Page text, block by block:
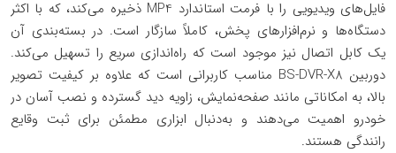
فایل‌های ویدیویی را با فرمت استاندارد MP4 ذخیره می‌کند، که با اکثر
دستگاه‌ها و نرم‌افزارهای پخش، کاملاً سازگار است. در بسته‌بندی آن
یک کابل اتصال نیز موجود است که راه‌اندازی سریع را تسهیل می‌کند.
دوربین BS-DVR-X8 مناسب کاربرانی است که علاوه بر کیفیت تصویر
بالا، به امکاناتی مانند صفحه‌نمایش، زاویه دید گسترده و نصب آسان در
خودرو اهمیت می‌دهند و به‌دنبال ابزاری مطمئن برای ثبت وقایع
رانندگی هستند.